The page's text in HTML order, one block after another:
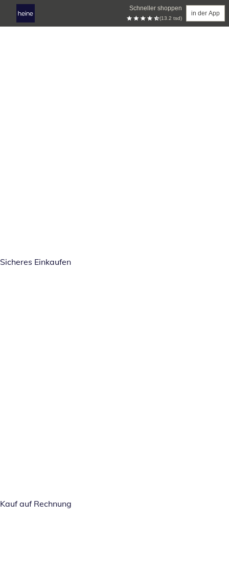
Schneller shoppen
(13.2 tsd)
in der App
Sicheres Einkaufen
Kauf auf Rechnung